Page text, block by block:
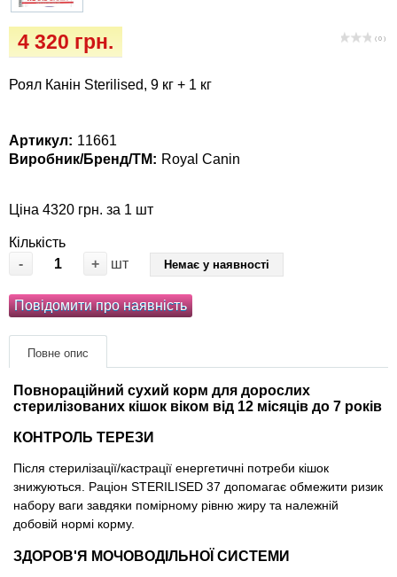
( 0 )
4 320 грн.
Роял Канін Sterilised, 9 кг + 1 кг
Артикул: 11661
Виробник/Бренд/ТМ: Royal Canin
Ціна 4320 грн. за 1 шт
Кількість
-
+ шт Немає у наявності
Повідомити про наявність
Повне опис
Повнораційний сухий корм для дорослих
стерилізованих кішок віком від 12 місяців до 7 років
КОНТРОЛЬ ТЕРЕЗИ
Після стерилізації/кастрації енергетичні потреби кішок
знижуються. Раціон STERILISED 37 допомагає обмежити ризик
набору ваги завдяки помірному рівню жиру та належній
добовій нормі корму.
ЗДОРОВ'Я МОЧОВОДІЛЬНОЇ СИСТЕМИ
Ласощі та корми
собак
Лежаки, будиночки, охолоджуючи
Миски, автогодівниці, поїлки
Одяг та взуття
Перенесення, сумки, клітини
Післяопераційні засоби та витратні
матеріали
Подарункові сертифікати
Товари для голубів
Товари для коней